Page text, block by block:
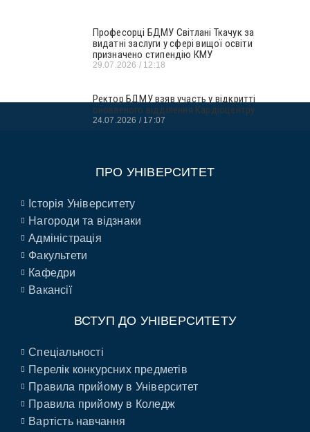
Професорці БДМУ Світлані Ткачук за
видатні заслуги у сфері вищої освіти
призначено стипендію КМУ
29.07.2026 12:18
Ректор БДМУ взяв участь у відкритті
оновленого відділення Кардіоцентру
24.07.2026 17:07
ПРО УНІВЕРСИТЕТ
Історія Університету
Нагороди та відзнаки
Адміністрація
Факультети
Кафедри
Вакансії
ВСТУП ДО УНІВЕРСИТЕТУ
Спеціальності
Перелік конкурсних предметів
Правила прийому в Університет
Правила прийому в Коледж
Вартість навчання